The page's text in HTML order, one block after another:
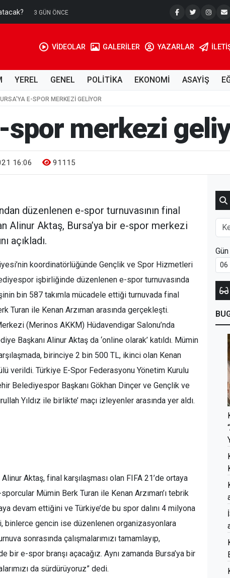
Temiz Suya Erişimde Kalıcı Bir Çözüm 3 HAFTA ÖNCE
VİDEOLAR GALERİLER YAZARLAR
YEREL GENEL POLİTİKA EKONOMİ ASAYİŞ
E-SPOR MERKEZI GELIYOR
spor merkezi
16:06 91115
düzenlenen e-spor turnuvasının final
Alinur Aktaş, Bursa’ya bir e-spor merkezi
açıkladı.
koordinatörlüğünde Gençlik ve Spor Hizmetleri
işbirliğinde düzenlenen e-spor turnuvasında
bin 587 takımla mücadele ettiği turnuvada final
Turan ile Kenan Arzıman arasında gerçekleşti.
(Merinos AKKM) Hüdavendigar Salonu’nda
Başkanı Alinur Aktaş da ‘online olarak’ katıldı. Mümin
birinciye 2 bin 500 TL, ikinci olan Kenan
verildi. Türkiye E-Spor Federasyonu Yönetim Kurulu
Belediyespor Başkanı Gökhan Dinçer ve Gençlik ve
Yıldız ile birlikte’ maçı izleyenler arasında yer aldı.
Aktaş, final karşılaşması olan FIFA 21’de ortaya
Mümin Berk Turan ile Kenan Arzıman’ı tebrik
devam ettiğini ve Türkiye’de bu spor dalını 4 milyona
binlerce gencin ise düzenlenen organizasyonlara
sonrasında çalışmalarımızı tamamlayıp,
e-spor branşı açacağız. Aynı zamanda Bursa’ya bir
da sürdürüyoruz” dedi.
Gün